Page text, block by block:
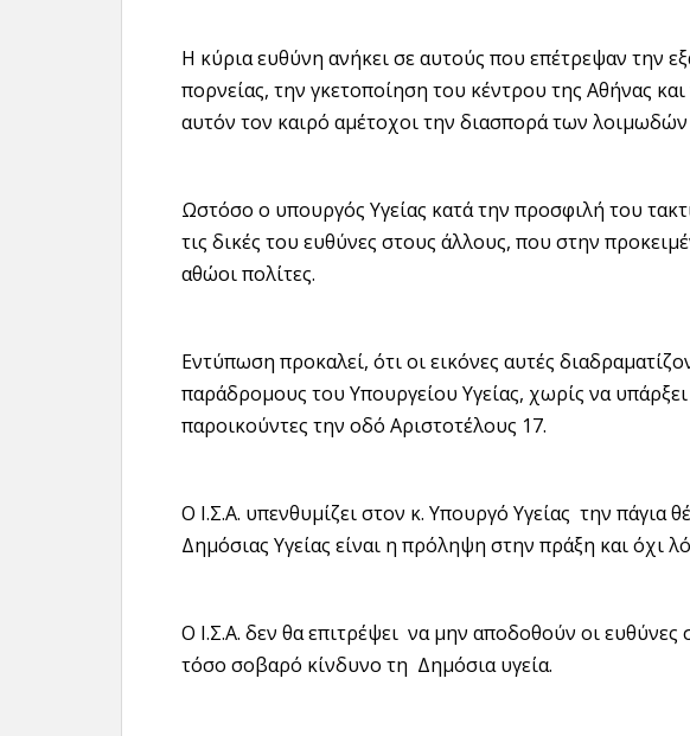
Η κύρια ευθύνη ανήκει σε αυτούς που επέτρεψαν την
πορνείας, την γκετοποίηση του κέντρου της Αθήνας
αυτόν τον καιρό αμέτοχοι την διασπορά των
Ωστόσο ο υπουργός Υγείας κατά την προσφιλή του
τις δικές του ευθύνες στους άλλους, που στην
αθώοι πολίτες.
Εντύπωση προκαλεί, ότι οι εικόνες αυτές
παράδρομους του Υπουργείου Υγείας, χωρίς να
παροικούντες την οδό Αριστοτέλους 17.
Ο Ι.Σ.Α. υπενθυμίζει στον κ. Υπουργό Υγείας την πάγια
Δημόσιας Υγείας είναι η πρόληψη στην πράξη και όχι
Ο Ι.Σ.Α. δεν θα επιτρέψει να μην αποδοθούν οι
τόσο σοβαρό κίνδυνο τη Δημόσια υγεία.